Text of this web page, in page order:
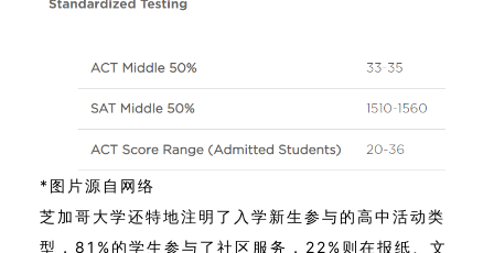
*图片源自网络
芝加哥大学还特地注明了入学新生参与的高中活动类
型，81%的学生参与了社区服务，22%则在报纸、文